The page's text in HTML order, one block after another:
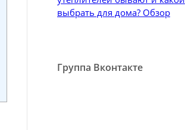
выбрать для дома? Обзор
Группа Вконтакте